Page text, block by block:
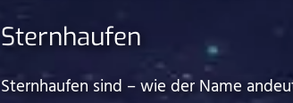
Sternhaufen
Sternhaufen sind – wie der Name